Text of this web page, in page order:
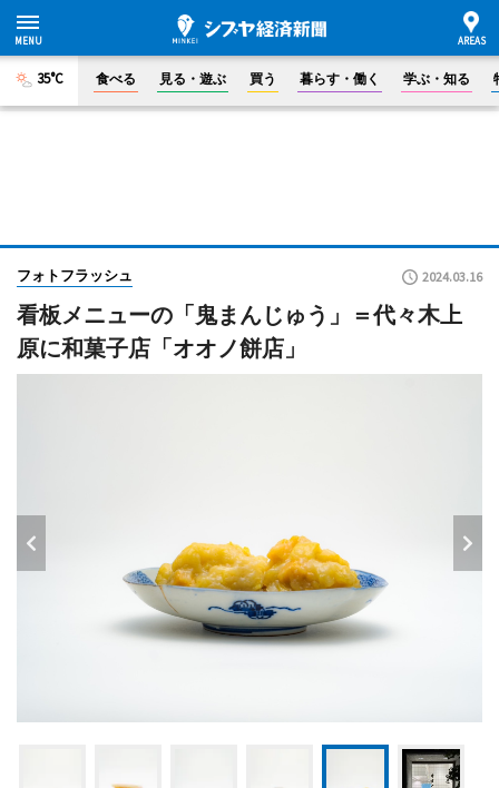
35°C 食べる 見る・遊ぶ 買う 暮らす・働く 学ぶ・知る
フォトフラッシュ 2024.03.16
看板メニューの「鬼まんじゅう」＝代々木上
原に和菓子店「オオノ餅店」